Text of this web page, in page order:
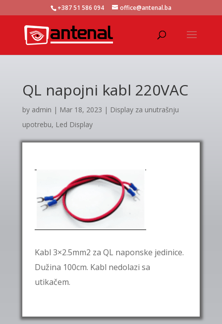
+387 51 586 094 office@antenal.ba
QL napojni kabl 220VAC
by admin | Mar 18, 2023 | Display za unutrašnju
upotrebu, Led Display
Kabl 3×2.5mm2 za QL naponske jedinice.
Dužina 100cm. Kabl nedolazi sa
utikačem.